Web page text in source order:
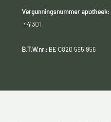
Vergunningsnummer apotheek:
441301
B.T.W.nr.:BE 0820 565 956